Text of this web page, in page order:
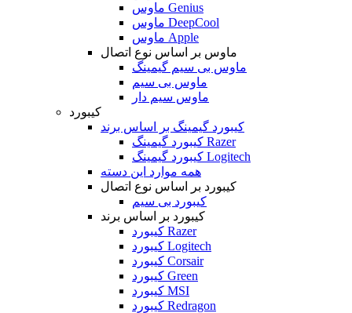
ماوس Genius
ماوس DeepCool
ماوس Apple
ماوس بر اساس نوع اتصال
ماوس بی سیم گیمینگ
ماوس بی سیم
ماوس سیم دار
کیبورد
کیبورد گیمینگ بر اساس برند
کیبورد گیمینگ Razer
کیبورد گیمینگ Logitech
همه موارد این دسته
کیبورد بر اساس نوع اتصال
کیبورد بی سیم
کیبورد بر اساس برند
کیبورد Razer
کیبورد Logitech
کیبورد Corsair
کیبورد Green
کیبورد MSI
کیبورد Redragon